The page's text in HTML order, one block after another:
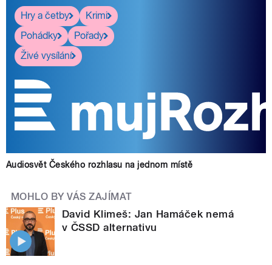
Hry a četby
Krimi
Pohádky
Pořady
Živé vysílání
Audiosvět Českého rozhlasu na jednom místě
MOHLO BY VÁS ZAJÍMAT
David Klimeš: Jan Hamáček nemá
v ČSSD alternativu